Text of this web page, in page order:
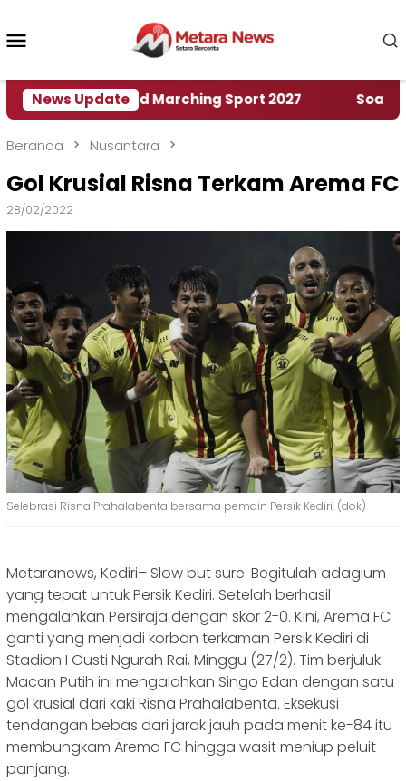
konten
News Update
World Marching Sport 2027 ‎Soal
Beranda Nusantara
Gol Krusial Risna Terkam Arema FC
28/02/2022
Selebrasi Risna Prahalabenta bersama pemain Persik Kediri. (dok)
Metaranews, Kediri– Slow but sure. Begitulah adagium
yang tepat untuk Persik Kediri. Setelah berhasil
mengalahkan Persiraja dengan skor 2-0. Kini, Arema FC
ganti yang menjadi korban terkaman Persik Kediri di
Stadion I Gusti Ngurah Rai, Minggu (27/2). Tim berjuluk
Macan Putih ini mengalahkan Singo Edan dengan satu
gol krusial dari kaki Risna Prahalabenta. Eksekusi
tendangan bebas dari jarak jauh pada menit ke-84 itu
membungkam Arema FC hingga wasit meniup peluit
panjang.